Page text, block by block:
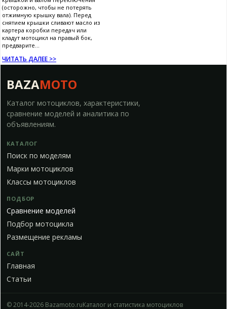
(осторожно, чтобы не потерять
отжимную крышку вала). Перед
снятием крышки сливают масло из
картера коробки передач или
кладут мотоцикл на правый бок,
предварите...
ЧИТАТЬ ДАЛЕЕ >>
BAZAMOTO
Каталог мотоциклов, характеристики,
сравнение моделей и аналитика по
объявлениям.
КАТАЛОГ
Поиск по моделям
Марки мотоциклов
Классы мотоциклов
ПОДБОР
Сравнение моделей
Подбор мотоцикла
Размещение рекламы
САЙТ
Главная
Статьи
© 2014-2026 Bazamoto.ruКаталог и статистика мотоциклов